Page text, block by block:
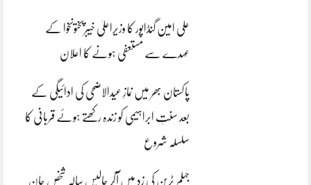
علی امین گنڈاپور کا وزیراعلیٰ خیبرپختونخوا کے
عہدے سے مستعفی ہونے کا اعلان
پاکستان بھر میں نمازِ عیدالاضحی کی ادائیگی کے
بعد سنتِ ابراہیمی کو زندہ رکھتے ہوئے قربانی کا
سلسلہ شروع
جہلم ٹرین کی زد میں آکر چالیس سالہ شخص جان